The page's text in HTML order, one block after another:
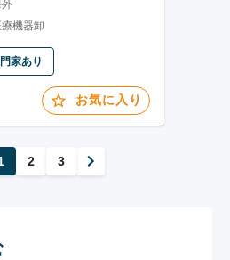
外
療機器卸
家あり
お気に入り
2 3